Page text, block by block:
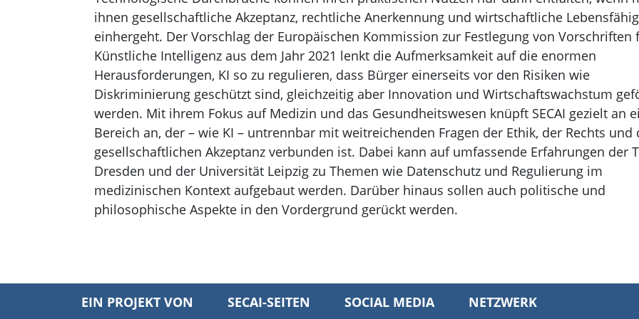
ihnen gesellschaftliche Akzeptanz, rechtliche Anerkennung und wirtschaftliche
einhergeht. Der Vorschlag der Europäischen Kommission zur Festlegung von Vorschriften
Künstliche Intelligenz aus dem Jahr 2021 lenkt die Aufmerksamkeit auf die enormen
Herausforderungen, KI so zu regulieren, dass Bürger einerseits vor den Risiken wie
Diskriminierung geschützt sind, gleichzeitig aber Innovation und Wirtschaftswachstum
werden. Mit ihrem Fokus auf Medizin und das Gesundheitswesen knüpft SECAI gezielt an
Bereich an, der – wie KI – untrennbar mit weitreichenden Fragen der Ethik, der Rechts und
gesellschaftlichen Akzeptanz verbunden ist. Dabei kann auf umfassende Erfahrungen der
Dresden und der Universität Leipzig zu Themen wie Datenschutz und Regulierung im
medizinischen Kontext aufgebaut werden. Darüber hinaus sollen auch politische und
philosophische Aspekte in den Vordergrund gerückt werden.
EIN PROJEKT VON SECAI-SEITEN SOCIAL MEDIA NETZWERK